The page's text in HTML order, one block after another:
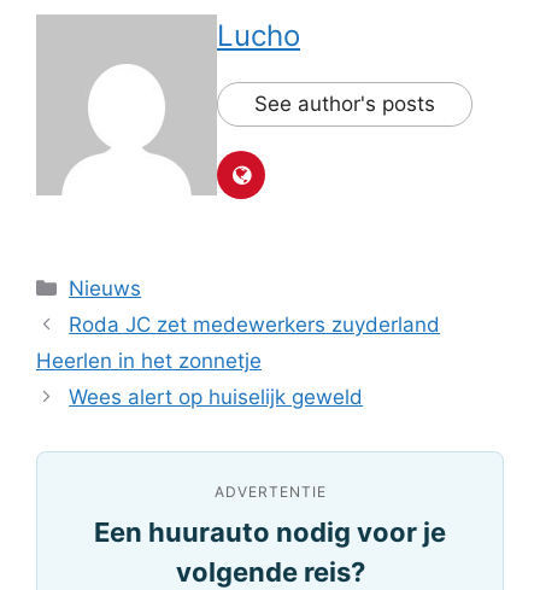
Lucho
See author's posts
Categorieën
Nieuws
Roda JC zet medewerkers zuyderland
Heerlen in het zonnetje
Wees alert op huiselijk geweld
ADVERTENTIE
Een huurauto nodig voor je
volgende reis?